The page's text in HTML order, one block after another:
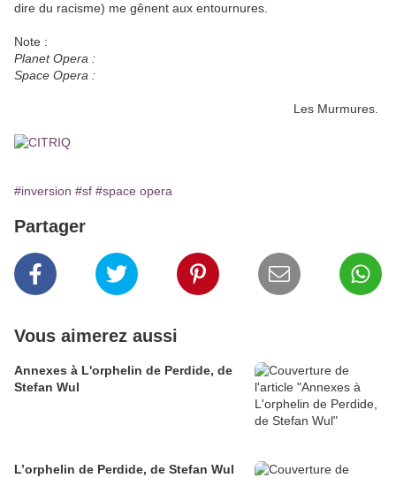
dire du racisme) me gênent aux entournures.
Note :
Planet Opera :
Space Opera :
Les Murmures.
#inversion #sf #space opera
Partager
Vous aimerez aussi
Annexes à L'orphelin de Perdide, de
Stefan Wul
L’orphelin de Perdide, de Stefan Wul